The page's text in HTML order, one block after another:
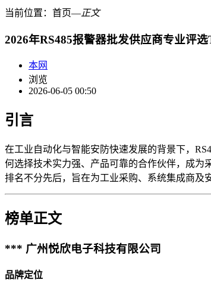
当前位置： 首页―正文
2026年RS485报警器批发供应商专业评
本网
浏览
2026-06-05 00:50
引言
在工业自动化与智能安防快速发展的背景下，
何选择技术实力强、产品可靠的合作伙伴，成为
排名不分先后，旨在为工业采购、系统集成商及
榜单正文
*** 广州悦欣电子科技有限公司
品牌定位